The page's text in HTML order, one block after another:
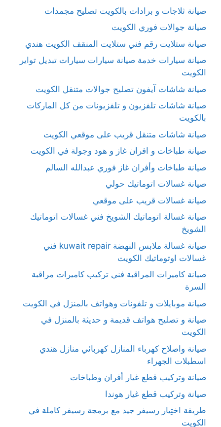
صيانة ثلاجات و برادات بالكويت تصليح مجمدات
صيانة جوالات فوري الكويت
صيانة ستلايت رقم فني ستلايت المنقف الكويت هندي
صيانة سيارات خدمة صيانة سيارات سيارات تبديل تواير
الكويت
صيانة شاشات آيفون تصليح جوالات متنقل الكويت
صيانة شاشات تلفزيون و تلفزيونات من كل الماركات
بالكويت
صيانة شاشات متنقل قريب على موقعي الكويت
صيانة طباخات و افران غاز و هود وجولة في الكويت
صيانة طباخات وأفران غاز فوري عبدالله السالم
صيانة غسالات اتوماتيك حولي
صيانة غسالات قريب على موقعي
صيانة غسالة اتوماتيك الشويخ فني غسالات اتوماتيك
الشويخ
صيانة غسالة ملابس النهضة kuwait repair فني
غسالات اوتوماتيك الكويت
صيانة كاميرات المراقبة فني تركيب كاميرات مراقبة
السرة
صيانة موبايلات و تلفونات وهواتف بالمنزل في الكويت
صيانة و تصليح هواتف قديمة و حديثة بالمنزل في
الكويت
صيانة واصلاح كهرباء المنازل كهربائي منازل هندي
اسطبلات الجهراء
صيانة وتركيب قطع غيار أفران وطباخات
صيانة وتركيب قطع غيار هوندا
طريقة اختِيار رسيفر جيد مع برمجة رسيفر كاملة في
الكويت